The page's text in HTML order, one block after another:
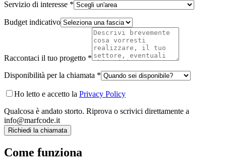
Servizio di interesse *
Budget indicativo
Raccontaci il tuo progetto *
Disponibilità per la chiamata *
Ho letto e accetto la Privacy Policy
Qualcosa è andato storto. Riprova o scrivici direttamente a
info@marfcode.it
Richiedi la chiamata
Come funziona